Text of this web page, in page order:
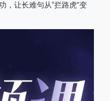
，让长难句从“拦路虎”变